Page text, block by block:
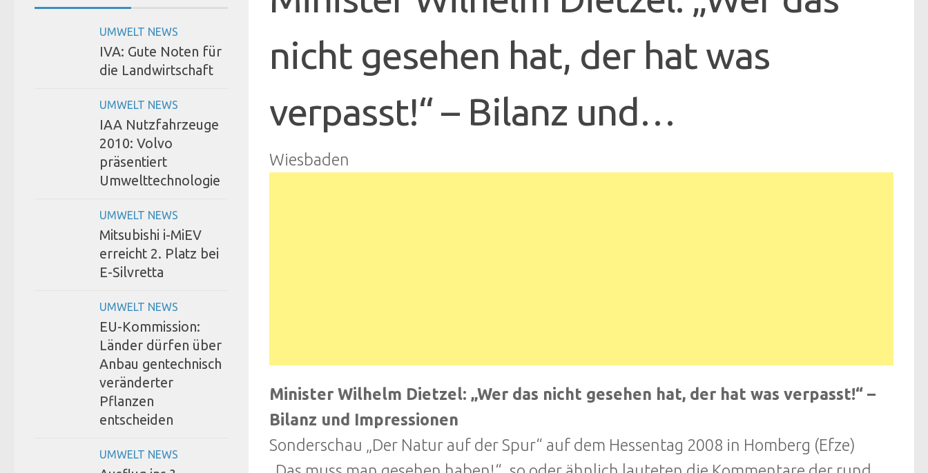
nicht gesehen hat, der hat was
verpasst!“ – Bilanz und…
Wiesbaden
Minister Wilhelm Dietzel: „Wer das nicht gesehen hat, der hat was verpasst!“ –
Bilanz und Impressionen
Sonderschau „Der Natur auf der Spur“ auf dem Hessentag 2008 in Homberg (Efze)
UMWELT NEWS
IVA: Gute Noten für
die Landwirtschaft
UMWELT NEWS
IAA Nutzfahrzeuge
2010: Volvo
präsentiert
Umwelttechnologie
UMWELT NEWS
Mitsubishi i-MiEV
erreicht 2. Platz bei
E-Silvretta
UMWELT NEWS
EU-Kommission:
Länder dürfen über
Anbau gentechnisch
veränderter
Pflanzen
entscheiden
UMWELT NEWS